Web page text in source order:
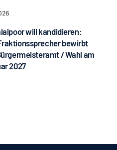
will kandidieren:
bewirbt
/ Wahl am
2027